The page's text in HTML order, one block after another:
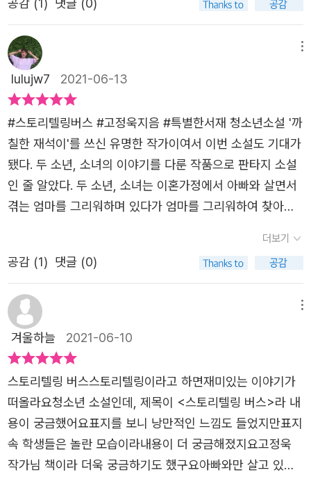
을 이야기할 수 있는 시간을 꼭 만들어 소통하고 어른이라
고 해서, 가장이라고 해서 너무 무거운 책임감과 부담감
을 짊어지고 자신의 건강까지 해치지 않길 바라본다.가끔 힘
들 때는 가족에게 털어놓기도 하고 기대기도 하며 행복하
게 살 수 있길 바라본다.※ 이 글은 출판사로부터 도서를 협
찬받아 주관적인 견해에 의해 작성했습니다.
갈 길을 막아서는 것들이 종종 등장해요. 그럴 때는 잠시 멈
출 수밖에 없어요. 속상한 일이지만 마냥 나쁜 것만도 아니
라는 걸 스토리텔링 버스를 보면서 느꼈어요.
그것도 미국인과의 재혼이 이미 이뤄졌음을 알 수 있는 단서
인데 그렇게 생각하고 싶지 않아서였는지 지강이는 아빠가
화가 나서 마구 떠드는 말(p55)을 듣고서야 비로소 가능성
을 떠올립니다. 지강이하고 사귀는 공인커플인(p7) 은지 역
시 가정에 다소 문제가 있습니다. 식당에서 힘들게 일하는
엄마를 찾아가는 건 아빠가 싫어서입니다. 지강이는 은지와
헤어지며 '아빠한테 맞지 말고'라고 격려하는데 이 부분은
처음에 저는 누가 누구한테 하는 말인지 몰랐습니다. 바로
앞에 지강이가 자기 아빠한테 맞는 장면이 있기 때문입니다.
사실... 지강이한테는 좀 미안한 말이지만 객관적으로 봐서
지강이 엄마가 남편을 배신한 건 맞아 보입니다. 가뜩이나
이 힘들지 않겠습니까. 그래도 아들을 때리거나 폭언을 하는
건(말이 너무 심합니다) 잘못입니다. 아니 자신의 아들이 ㄱ
XX이면 자신은 그럼 뭐가 된다는 뜻인가요. 어른이 할 말이
있고 못할 말이 있죠. 둘이서 황금연휴를 맞아 강원도로 여
행을 떠나는데 도중에 비 때문에 도로가 유실되어 고속버스
에 갇혀 있다시피합니다. p73에 군인들이 도로를 복구한다
는 말이 나오는데... 뜬금없지만 군인들의 노고에 우리는 언
제나 감사할 필요가 있습니다. 지강이 아버지도 건설업 하는
분인데 도중에 도로 부실공사를 성토하며 승객들이 건설업
하는 이들을 싸잡아 비난합니다. 어떤 사람은 자신도 건설업
며 그때부터 남다른 감정을 느낀다.지강의 아버지는 지방의
만 들른다. 은지 역시 아버지가 건설 현장 기사로 지방 공사
장에서 근무하며 집에는 가끔 올라 온다고 한다. 둘은 서로
에게 왜 아빠랑 둘이 사는지 이유를 묻지 않았다. 그저 본능
적으로 둘 다 외롭고 상처받았다는 사실을 알고 있을 뿐이
다.​그러던 어느날 합창부 연습이 끝나고 은지를 집에 데려다
주는 길에 편의점 앞에서 술을 마시고 있는 은지 아빠와 우
연히 마주치게 된다. 은지 아빠는 지강을 보고 은지에게 껄
떡대지 말라며 소리치고, 은지는 당황하며 지강을 돌려 보낸
마가 일하는 곳에 같이 가 달라며 지강과 민영에게 부탁했
고, 용기내어 그곳까지 가지만 결국 만나지 못하고 돌아서게
된다.​지강은 은지의 모습을 보고 자신 역시 엄마에 대한 그
리움을 느껴 엄마 이름을 페이스북에 검색해본다. 한참을 찾
던 지강은 우연히 기억에 떠오른 엄마의 친구이름을 검색해
엄마를 찾아 냈다.​갑작스런 공장 부도로 밀린 임금을 받고자
동분서주하던 지강 아버지는 지강에게 화풀이를 한다. 왜 백
인과 결혼해 사는 엄마한테 연락했느냐, 아버지 일할때 연락
한 번 해본적 있느냐며 지강의 뺨을 때렸다.엄마는 왜 아버
지에게 연락했을까? 지강은 엄마를 찾아가려고 했던 자신이
어이 없었다. 세상에 맘 붙일 곳이 없다고 생각하던 지강에
게 은지의 문자가 왔다.은지 역시 엄마랑 살고 싶어 엄마를
공감 (1) 댓글 (0)
lulujw7 2021-06-13
#스토리텔링버스 #고정욱지음 #특별한서재 청소년소설 '까
칠한 재석이'를 쓰신 유명한 작가이여서 이번 소설도 기대가
됐다. 두 소년, 소녀의 이야기를 다룬 작품으로 판타지 소설
인 줄 알았다. 두 소년, 소녀는 이혼가정에서 아빠와 살면서
겪는 엄마를 그리워하며 있다가 엄마를 그리워하여 찾아가
재도 있을법한 이야기를 다룬 청소년 소설이다. 지강과 은지
는 서로를 의지하며 서로의 사정을 알게되고 둘이 여행을 떠
텔링을 가지고 있는 사람들의 이야기를 들으며 조금씩 생각
이 성숙해진 지강과 은지를 보면서 책임감의 중요성도 일깨
워주는 건강한 청소년 소설이라고 하겠다. 아이들이 어른이
되기 전 성장과정이기에 책임감을 아이가 얼마나 중요한 것
인지 알아야 한다. 이성친구를 만날때도 서로를 존중하고 귀
한존재로 여기고 책임감있는 사람이 되도록 해야한다. 그만
큼 가정에서나 학교에서의 지도는 꼭 필요하다. 청소년이 성
인이 되기까지 성격형성과 가치관의 형성에서 책임감의 덕
더보기
공감 (1) 댓글 (0)
겨울하늘 2021-06-10
스토리텔링 버스​​스토리텔링이라고 하면재미있는 이야기가
떠올라요청소년 소설인데, 제목이 <스토리텔링 버스>라 내
용이 궁금했어요표지를 보니 낭만적인 느낌도 들었지만표지
속 학생들은 놀란 모습이라내용이 더 궁금해졌지요고정욱
작가님 책이라 더욱 궁금하기도 했구요​​아빠와만 살고 있는